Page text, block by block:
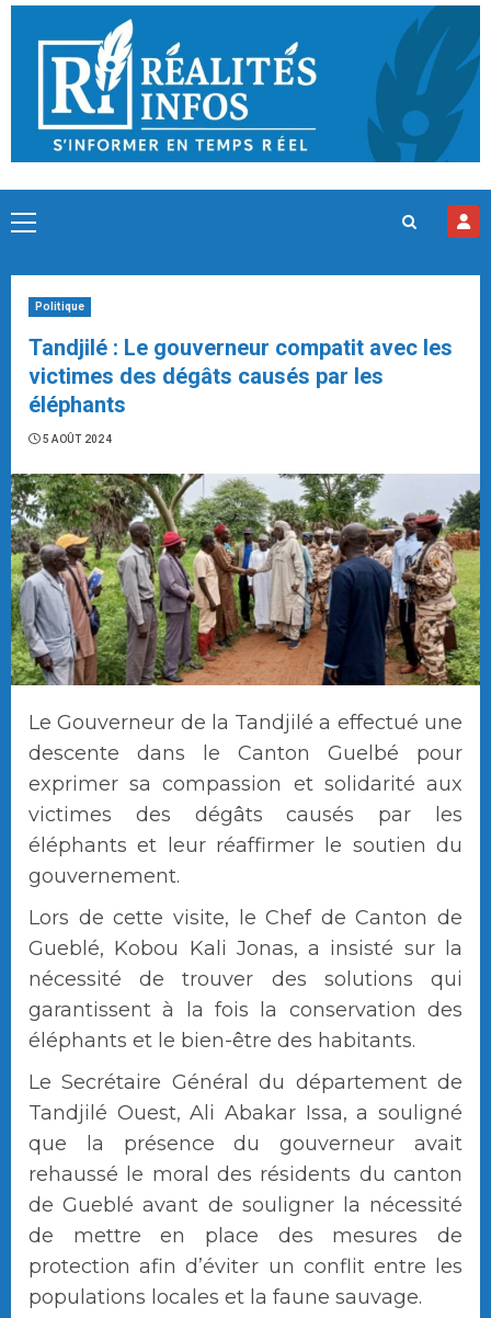
Skip
content
Primary
Politique
Tandjilé : Le gouverneur compatit avec les
victimes des dégâts causés par les
éléphants
5 AOÛT 2024
Le Gouverneur de la Tandjilé a effectué une
descente dans le Canton Guelbé pour
exprimer sa compassion et solidarité aux
victimes des dégâts causés par les
éléphants et leur réaffirmer le soutien du
gouvernement.
Lors de cette visite, le Chef de Canton de
Gueblé, Kobou Kali Jonas, a insisté sur la
nécessité de trouver des solutions qui
garantissent à la fois la conservation des
éléphants et le bien-être des habitants.
Le Secrétaire Général du département de
Tandjilé Ouest, Ali Abakar Issa, a souligné
que la présence du gouverneur avait
rehaussé le moral des résidents du canton
de Gueblé avant de souligner la nécessité
de mettre en place des mesures de
protection afin d’éviter un conflit entre les
populations locales et la faune sauvage.